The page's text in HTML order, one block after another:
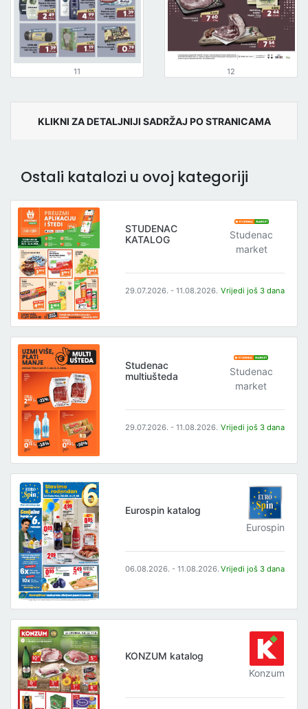
11 12
KLIKNI ZA DETALJNIJI SADRŽAJ PO STRANICAMA
Ostali katalozi u ovoj kategoriji
STUDENAC
KATALOG
Studenac
market
29.07.2026. - 11.08.2026. Vrijedi još 3 dana
Studenac
multiušteda
Studenac
market
29.07.2026. - 11.08.2026. Vrijedi još 3 dana
Eurospin katalog
Eurospin
06.08.2026. - 11.08.2026. Vrijedi još 3 dana
KONZUM katalog
Konzum